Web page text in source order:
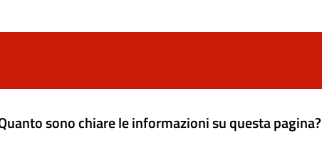
sono chiare le informazioni su questa pagina?